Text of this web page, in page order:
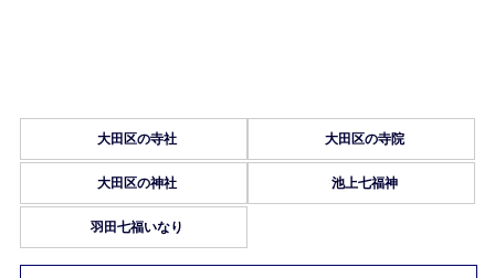
大田区の寺社 大田区の寺院
大田区の神社 池上七福神
羽田七福いなり